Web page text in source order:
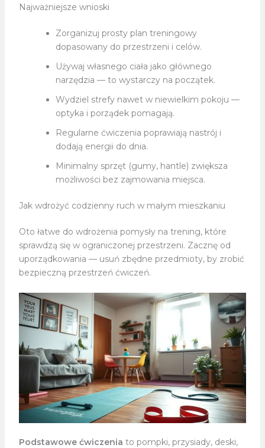
Najważniejsze wnioski
Zorganizuj prosty plan treningowy
dopasowany do przestrzeni i celów.
Używaj własnego ciała jako głównego
narzędzia — to wystarczy na początek.
Wydziel strefy nawet w niewielkim pokoju —
optyka i porządek pomagają.
Regularne ćwiczenia poprawiają nastrój i
dodają energii do dnia.
Minimalny sprzęt (gumy, hantle) zwiększa
możliwości bez zajmowania miejsca.
Jak wdrożyć codzienny ruch w małym mieszkaniu
Oto łatwe do wdrożenia pomysły na trening, które
sprawdzą się w ograniczonej przestrzeni. Zacznę od
uporządkowania — usuń zbędne przedmioty, by zrobić
bezpieczną przestrzeń ćwiczeń.
Podstawowe ćwiczenia to pompki, przysiady, deski,